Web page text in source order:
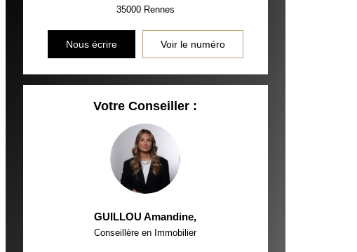
35000 Rennes
Nous écrire Voir le numéro
Votre Conseiller :
GUILLOU Amandine,
Conseillère en Immobilier